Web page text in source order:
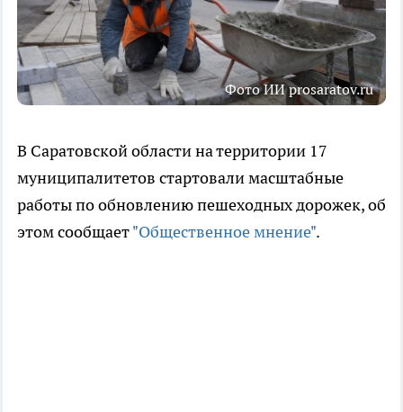
Фото ИИ prosaratov.ru
В Саратовской области на территории 17
муниципалитетов стартовали масштабные
работы по обновлению пешеходных дорожек, об
этом сообщает"Общественное мнение".